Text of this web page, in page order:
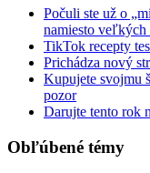
Počuli ste už o
namiesto veľkých
TikTok recepty
Prichádza nový
Kupujete svojmu
pozor
Darujte tento rok
Obľúbené témy